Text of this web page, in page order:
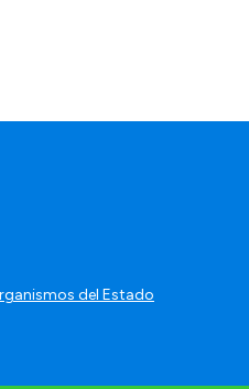
del Estado